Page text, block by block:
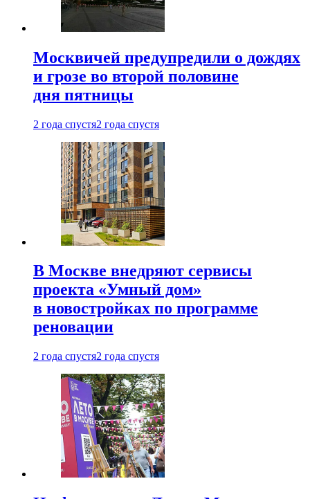
Москвичей предупредили о дождях
и грозе во второй половине
дня пятницы
2 года спустя2 года спустя
В Москве внедряют сервисы
проекта «Умный дом»
в новостройках по программе
реновации
2 года спустя2 года спустя